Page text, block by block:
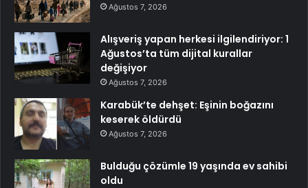
Ağustos 7, 2026
Alışveriş yapan herkesi ilgilendiriyor: 1
Ağustos’ta tüm dijital kurallar
değişiyor
Ağustos 7, 2026
Karabük’te dehşet: Eşinin boğazını
keserek öldürdü
Ağustos 7, 2026
Bulduğu çözümle 19 yaşında ev sahibi
oldu